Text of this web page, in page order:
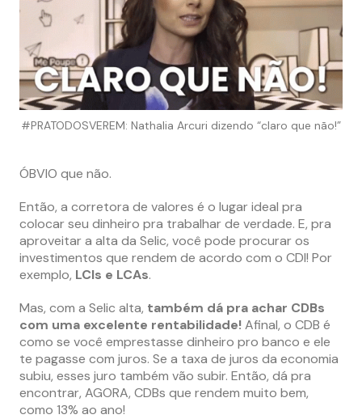
#PRATODOSVEREM: Nathalia Arcuri dizendo “claro que não!”
ÓBVIO que não.
Então, a corretora de valores é o lugar ideal pra
colocar seu dinheiro pra trabalhar de verdade. E, pra
aproveitar a alta da Selic, você pode procurar os
investimentos que rendem de acordo com o CDI! Por
exemplo, LCIs e LCAs.
Mas, com a Selic alta, também dá pra achar CDBs
com uma excelente rentabilidade!Afinal, o CDB é
como se você emprestasse dinheiro pro banco e ele
te pagasse com juros. Se a taxa de juros da economia
subiu, esses juro também vão subir. Então, dá pra
encontrar, AGORA, CDBs que rendem muito bem,
como 13% ao ano!